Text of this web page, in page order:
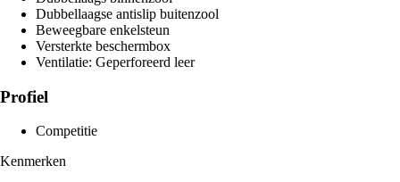
Dubbellaagse antislip buitenzool
Beweegbare enkelsteun
Versterkte beschermbox
Ventilatie: Geperforeerd leer
Profiel
Competitie
Kenmerken